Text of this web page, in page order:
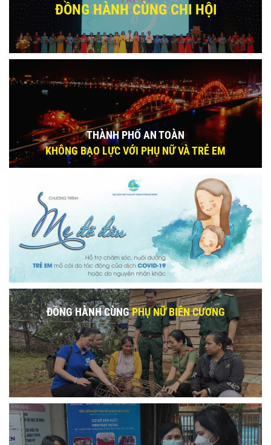
ĐỒNG HÀNH CÙNG CHI HỘI
THÀNH PHỐ AN TOÀN
KHÔNG BẠO LỰC VỚI PHỤ NỮ VÀ TRẺ EM
ĐỒNG HÀNH CÙNGPHỤ NỮ BIÊN CƯƠNG